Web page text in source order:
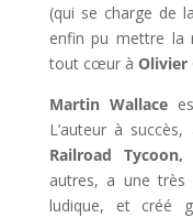
(qui se charge de
enfin pu mettre la
tout cœur à Olivier
Martin Wallace
L’auteur à
Railroad
autres, a une très
ludique, et créé